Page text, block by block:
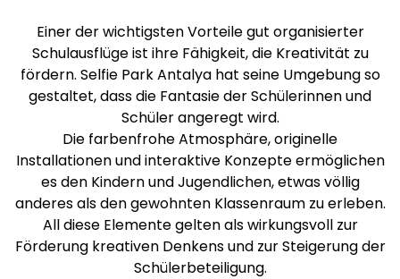
Einer der wichtigsten Vorteile gut organisierter
Schulausflüge ist ihre Fähigkeit, die Kreativität zu
fördern. Selfie Park Antalya hat seine Umgebung so
gestaltet, dass die Fantasie der Schülerinnen und
Schüler angeregt wird.
Die farbenfrohe Atmosphäre, originelle
Installationen und interaktive Konzepte ermöglichen
es den Kindern und Jugendlichen, etwas völlig
anderes als den gewohnten Klassenraum zu erleben.
All diese Elemente gelten als wirkungsvoll zur
Förderung kreativen Denkens und zur Steigerung der
Schülerbeteiligung.